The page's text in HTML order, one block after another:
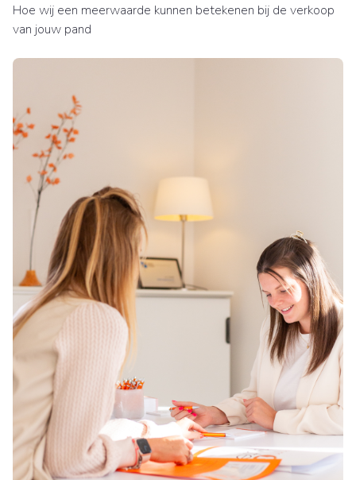
Hoe wij een meerwaarde kunnen betekenen bij de verkoop
van jouw pand